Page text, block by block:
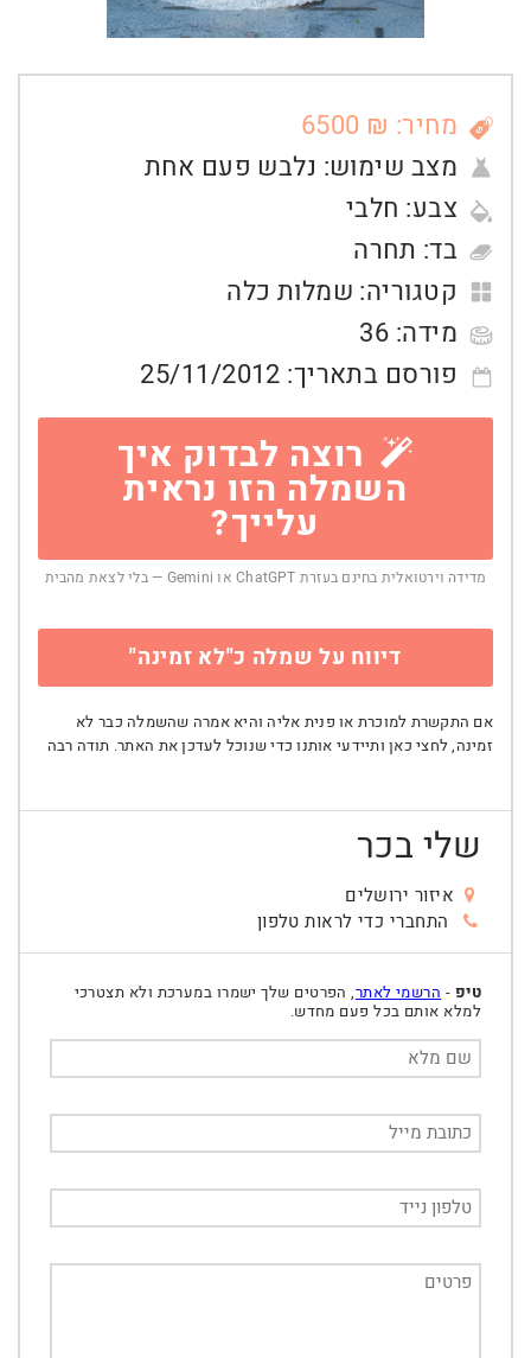
מחיר: ₪ 6500
מצב שימוש: נלבש פעם אחת
צבע: חלבי
בד: תחרה
קטגוריה: שמלות כלה
מידה: 36
פורסם בתאריך: 25/11/2012
רוצה לבדוק איך
השמלה הזו נראית
עלייך?
מדידה וירטואלית בחינם בעזרת ChatGPT או Gemini — בלי לצאת מהבית
דיווח על שמלה כ"לא זמינה"
אם התקשרת למוכרת או פנית אליה והיא אמרה שהשמלה כבר לא
זמינה, לחצי כאן ותיידעי אותנו כדי שנוכל לעדכן את האתר. תודה רבה
שלי בכר
איזור ירושלים
התחברי כדי לראות טלפון
טיפ - הרשמי לאתר, הפרטים שלך ישמרו במערכת ולא תצטרכי
למלא אותם בכל פעם מחדש.